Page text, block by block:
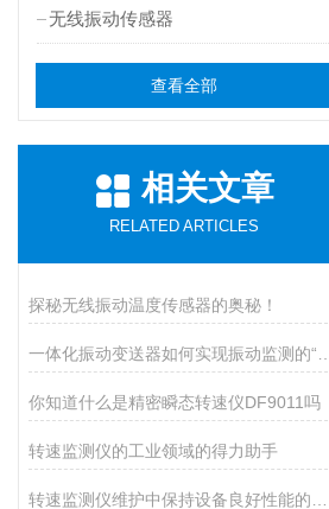
无线振动传感器
查看全部
相关文章
RELATED ARTICLES
探秘无线振动温度传感器的奥秘！
你知道什么是精密瞬态转速仪DF9011吗
转速监测仪的工业领域的得力助手